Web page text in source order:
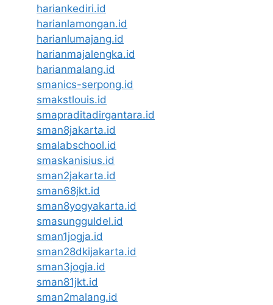
hariankediri.id
harianlamongan.id
harianlumajang.id
harianmajalengka.id
harianmalang.id
smanics-serpong.id
smakstlouis.id
smapraditadirgantara.id
sman8jakarta.id
smalabschool.id
smaskanisius.id
sman2jakarta.id
sman68jkt.id
sman8yogyakarta.id
smasungguldel.id
sman1jogja.id
sman28dkijakarta.id
sman3jogja.id
sman81jkt.id
sman2malang.id